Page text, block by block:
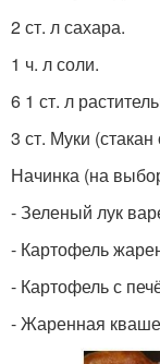
2 ст. л сахара.
1 ч. л соли.
6 1 ст. л
3 ст. Муки
Начинка (на
- Зеленый лук
- Картофель
- Картофель с
- Жаренная